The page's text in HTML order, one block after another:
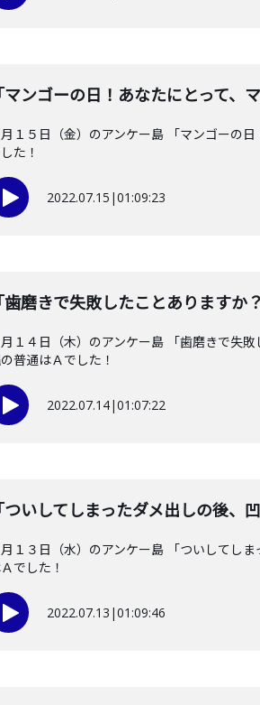
マンゴーの日！あなたにとって、
月１５日（金）のアンケー島 「マンゴーの
た！
2022.07.15 |01:09:23
歯磨きで失敗したことありますか？
月１４日（木）のアンケー島 「歯磨きで
普通はＡでした！
2022.07.14|01:07:22
ついしてしまったダメ出しの後、
月１３日（水）のアンケー島 「ついしてし
でした！
2022.07.13 |01:09:46